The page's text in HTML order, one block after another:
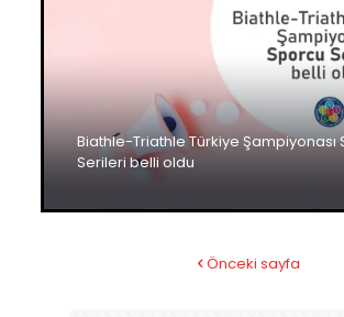
Biathle-Triathle Türkiye Şampiyonası
Serileri belli oldu
Önceki sayfa